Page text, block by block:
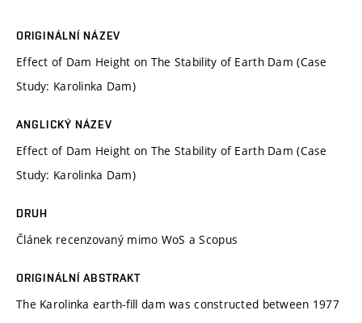
ORIGINÁLNÍ NÁZEV
Effect of Dam Height on The Stability of Earth Dam (Case
Study: Karolinka Dam)
ANGLICKÝ NÁZEV
Effect of Dam Height on The Stability of Earth Dam (Case
Study: Karolinka Dam)
DRUH
Článek recenzovaný mimo WoS a Scopus
ORIGINÁLNÍ ABSTRAKT
The Karolinka earth-fill dam was constructed between 1977